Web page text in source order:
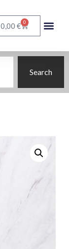
0,00 € 0
Search